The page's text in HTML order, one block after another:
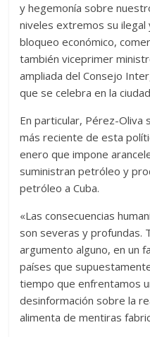
y hegemonía sobre
niveles extremos su
bloqueo económico,
también viceprimer
ampliada del Consejo
que se celebra en la
En particular, Pérez-Oliva
más reciente de esta
enero que impone
suministran petróleo y
petróleo a Cuba.
«Las consecuencias
son severas y profundas.
argumento alguno, en un
países que
tiempo que enfrentamos
desinformación sobre la
alimenta de mentiras